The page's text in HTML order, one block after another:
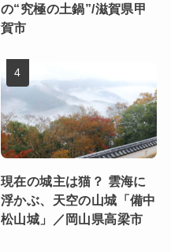
の“究極の土鍋”/滋賀県甲
賀市
現在の城主は猫？ 雲海に
浮かぶ、天空の山城「備中
松山城」／岡山県高梁市